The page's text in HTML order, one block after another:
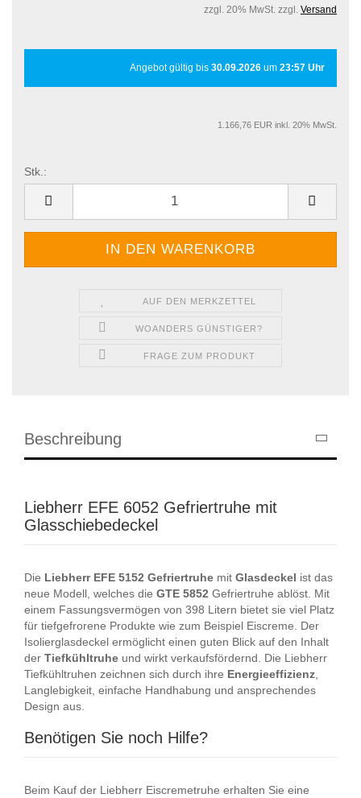
zzgl. 20% MwSt. zzgl. Versand
Angebot gültig bis 30.09.2026 um 23:57 Uhr
1.166,76 EUR inkl. 20% MwSt.
Stk.:
AUF DEN MERKZETTEL
WOANDERS GÜNSTIGER?
FRAGE ZUM PRODUKT
Beschreibung
Liebherr EFE 6052 Gefriertruhe mit
Glasschiebedeckel
Die Liebherr EFE 5152 Gefriertruhe mit Glasdeckel ist das
neue Modell, welches die GTE 5852 Gefriertruhe ablöst. Mit
einem Fassungsvermögen von 398 Litern bietet sie viel Platz
für tiefgefrorene Produkte wie zum Beispiel Eiscreme. Der
Isolierglasdeckel ermöglicht einen guten Blick auf den Inhalt
der Tiefkühltruhe und wirkt verkaufsfördernd. Die Liebherr
Tiefkühltruhen zeichnen sich durch ihre Energieeffizienz
Langlebigkeit, einfache Handhabung und ansprechendes
Design aus.
Benötigen Sie noch Hilfe?
Beim Kauf der Liebherr Eiscremetruhe erhalten Sie eine